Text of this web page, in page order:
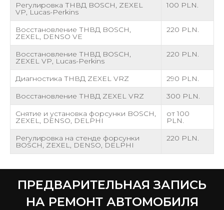
Регулировка ТНВД BOSCH, ZEXEL
VP, Lucas-Perkins
100 PLN.
Восстановление ТНВД BOSCH,
ZEXEL, DENSO VE
220 PLN.
Восстановление ТНВД BOSCH,
ZEXEL VP, Lucas-Perkins
220 PLN.
Диагностика ТНВД ZEXEL VRZ
290 PLN.
Восстановление ТНВД ZEXEL VRZ
300 PLN.
Снятие и установка форсунки BOSCH,
ZEXEL, DENSO, DELPHI
от 100
PLN.
Регулировка на стенде форсунки
BOSCH, ZEXEL, DENSO, DELPHI
220 PLN.
ПРЕДВАРИТЕЛЬНАЯ ЗАПИСЬ
НА РЕМОНТ АВТОМОБИЛЯ